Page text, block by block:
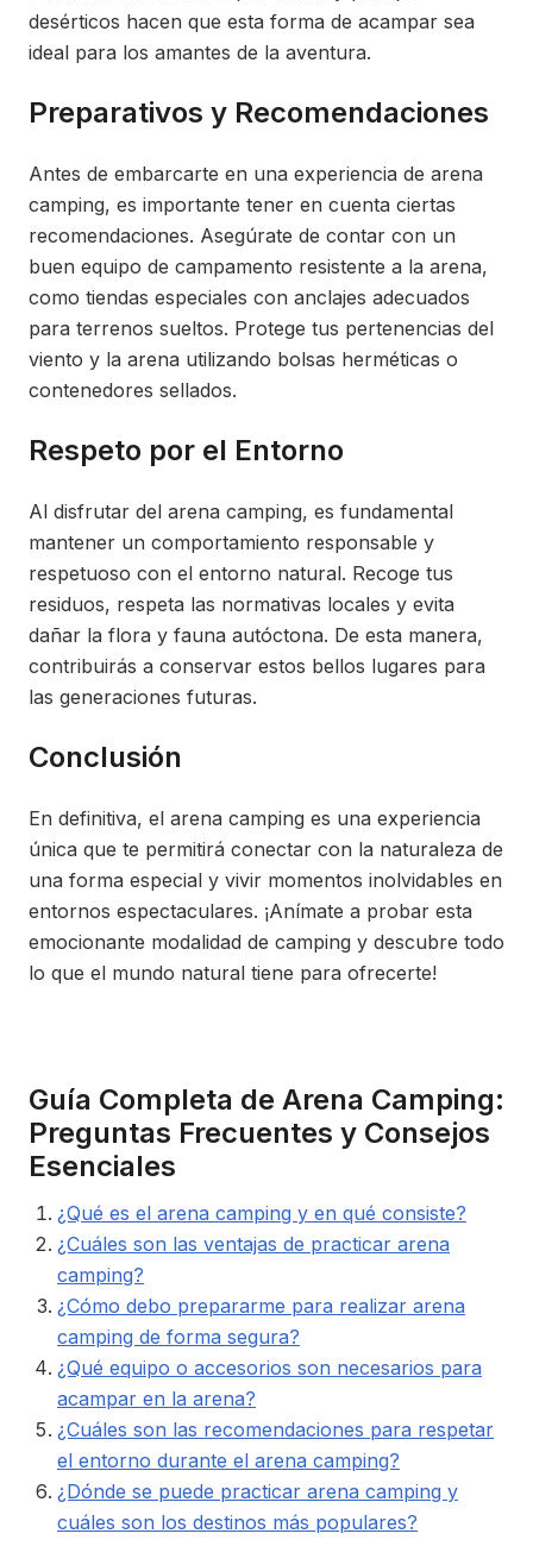
desérticos hacen que esta forma de acampar sea
ideal para los amantes de la aventura.
Preparativos y Recomendaciones
Antes de embarcarte en una experiencia de arena
camping, es importante tener en cuenta ciertas
recomendaciones. Asegúrate de contar con un
buen equipo de campamento resistente a la arena,
como tiendas especiales con anclajes adecuados
para terrenos sueltos. Protege tus pertenencias del
viento y la arena utilizando bolsas herméticas o
contenedores sellados.
Respeto por el Entorno
Al disfrutar del arena camping, es fundamental
mantener un comportamiento responsable y
respetuoso con el entorno natural. Recoge tus
residuos, respeta las normativas locales y evita
dañar la flora y fauna autóctona. De esta manera,
contribuirás a conservar estos bellos lugares para
las generaciones futuras.
Conclusión
En definitiva, el arena camping es una experiencia
única que te permitirá conectar con la naturaleza de
una forma especial y vivir momentos inolvidables en
entornos espectaculares. ¡Anímate a probar esta
emocionante modalidad de camping y descubre todo
lo que el mundo natural tiene para ofrecerte!
Guía Completa de Arena Camping:
Preguntas Frecuentes y Consejos
Esenciales
¿Qué es el arena camping y en qué consiste?
¿Cuáles son las ventajas de practicar arena
camping?
¿Cómo debo prepararme para realizar arena
camping de forma segura?
¿Qué equipo o accesorios son necesarios para
acampar en la arena?
¿Cuáles son las recomendaciones para respetar
el entorno durante el arena camping?
¿Dónde se puede practicar arena camping y
cuáles son los destinos más populares?